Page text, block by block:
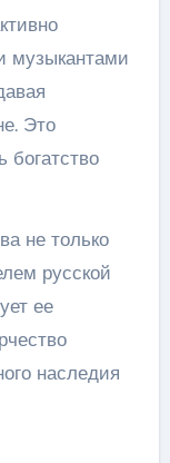
музыкантами
Это
богатство
не только
русской
ее
наследия